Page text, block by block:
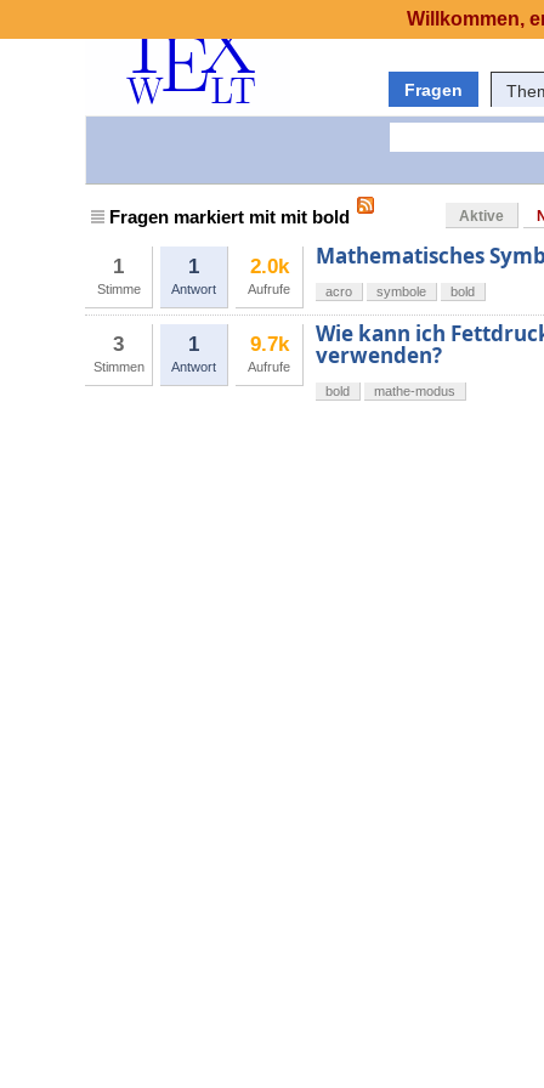
Fragen
Fragen markiert mit mit bold Aktive
1
Stimme
1
Antwort
2.0k
Aufrufe
Mathematisches
acro symbole bold
3
Stimmen
1
Antwort
9.7k
Aufrufe
Wie kann ich
verwenden?
bold mathe-modus
Willkommen,